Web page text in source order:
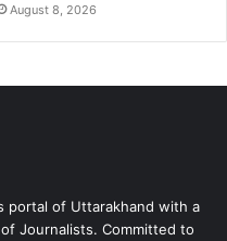
August 8, 2026
portal of Uttarakhand with a
Journalists. Committed to